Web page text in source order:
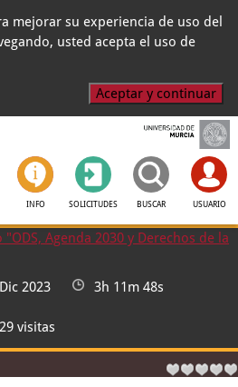
mejorar su experiencia de uso del
usted acepta el uso de
Aceptar y continuar
INFO SOLICITUDES BUSCAR USUARIO
2023 3h 11m 48s
visitas